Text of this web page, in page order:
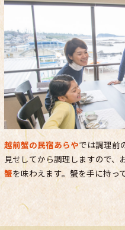
越前蟹の民宿あらやでは調理前
見せしてから調理しますので、
蟹を味わえます。蟹を手に持っ